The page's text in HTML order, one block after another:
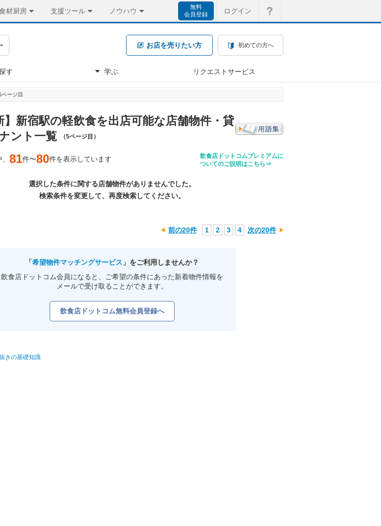
材厨房 支援ツール ノウハウ
無料
会員登録
ログイン
お店を売りたい方 初めての方へ
す 学ぶ リクエストサービス
ページ目
】新宿駅の軽飲食を出店可能な店舗物件・貸
ント一覧
（5ページ目）
81件〜80件を表示しています
飲食店ドットコムプレミアムに
ついてのご説明はこちら⇒
選択した条件に関する店舗物件がありませんでした。
検索条件を変更して、再度検索してください。
前の20件 1 2 3 4 次の20件
「希望物件マッチングサービス 」をご利用しませんか？
飲食店ドットコム会員になると、ご希望の条件にあった新着物件情報を
メールで受け取ることができます。
飲食店ドットコム無料会員登録へ
きの基礎知識